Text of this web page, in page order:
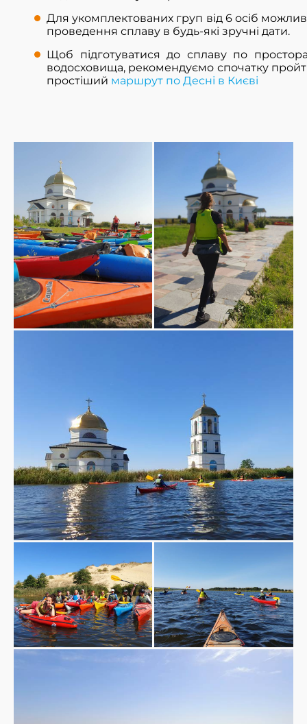
Для укомплектованих груп від 6 осіб
проведення сплаву в будь-які зручні дати.
Щоб підготуватися до сплаву по
водосховища, рекомендуємо спочатку
простіший маршрут по Десні в Києві